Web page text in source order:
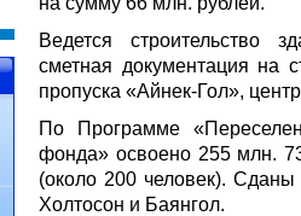
Ведется строительство
сметная документация на
пропуска «Айнек-Гол»,
По Программе
фонда» освоено 255 млн.
(около 200 человек).
Холтосон и Баянгол.